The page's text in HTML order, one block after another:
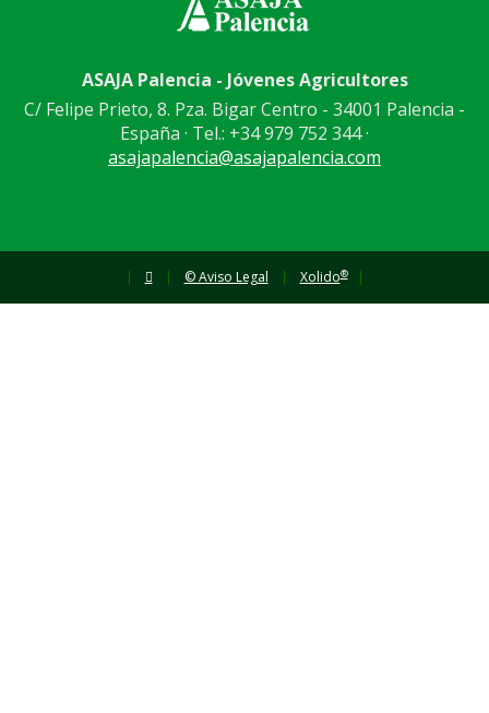
ASAJA Palencia - Jóvenes Agricultores
C/ Felipe Prieto, 8. Pza. Bigar Centro - 34001 Palencia -
España · Tel.: +34 979 752 344 ·
asajapalencia@asajapalencia.com
| | © Aviso Legal | Xolido® |